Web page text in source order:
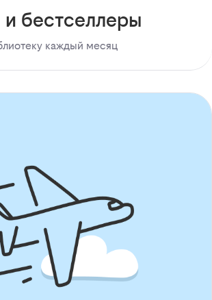
и бестселлеры
каждый месяц